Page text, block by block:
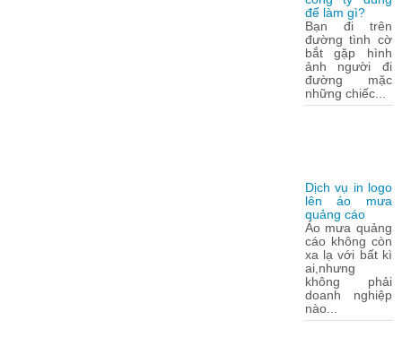
để làm gì?
Bạn đi trên
đường tình cờ
bắt gặp hình
ảnh người đi
đường mặc
những chiếc...
Dịch vụ in logo
lên áo mưa
quảng cáo
Áo mưa quảng
cáo không còn
xa lạ với bất kì
ai,nhưng
không phải
doanh nghiệp
nào...